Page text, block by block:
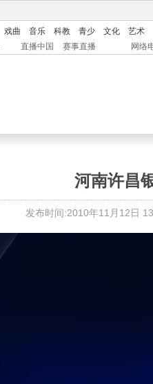
戏曲 音乐 科教 青少 文化
艺术
直播中国 赛事直播 网络
河南许昌
发布时间:2010年11月12日